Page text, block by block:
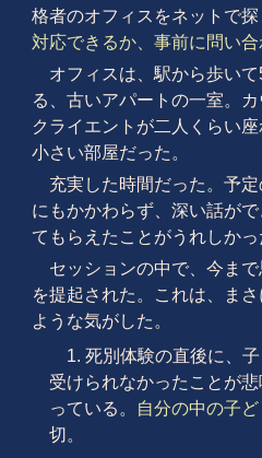
格者のオフィスをネットで探
対応できるか、事前に問い
オフィスは、駅から歩い
る、古いアパートの一室。
クライエントが二人くらい
小さい部屋だった。
充実した時間だった。予
にもかかわらず、深い話が
てもらえたことがうれしかっ
セッションの中で、今ま
を提起された。これは、ま
ような気がした。
1. 死別体験の直後に、
受けられなかったことが
っている。
自分の中の子ど
切。